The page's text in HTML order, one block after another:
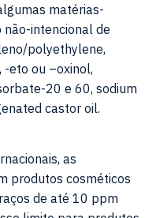
matérias-
intencional de
polyethylene,
eto ou –oxinol,
20 e 60, sodium
castor oil.
as
produtos cosméticos
de até 10 ppm